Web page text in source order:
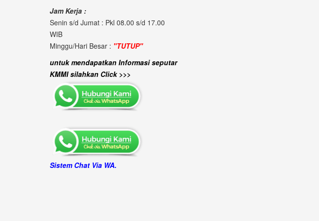
Jam Kerja :
Senin s/d Jumat : Pkl 08.00 s/d 17.00
WIB
Minggu/Hari Besar : "TUTUP"
untuk mendapatkan Informasi seputar
KMMI silahkan Click >>>
Sistem Chat Via WA.